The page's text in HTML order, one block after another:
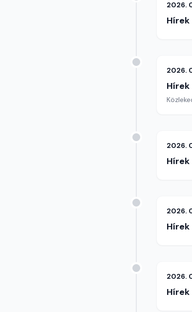
2026.
Hírek
2026.
Hírek
2026.
Hírek
2026.
Hírek
2026.
Hírek